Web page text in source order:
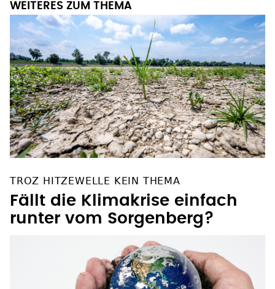
WEITERES ZUM THEMA
TROZ HITZEWELLE KEIN THEMA
Fällt die Klimakrise einfach
runter vom Sorgenberg?